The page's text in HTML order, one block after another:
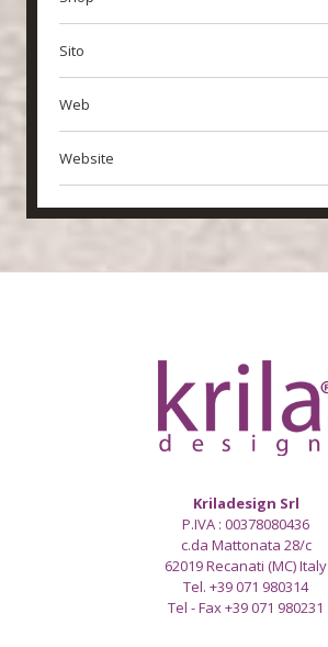
Sito
Web
Website
Kriladesign Srl
P.IVA : 00378080436
c.da Mattonata 28/c
62019 Recanati (MC) Italy
Tel. +39 071 980314
Tel - Fax +39 071 980231